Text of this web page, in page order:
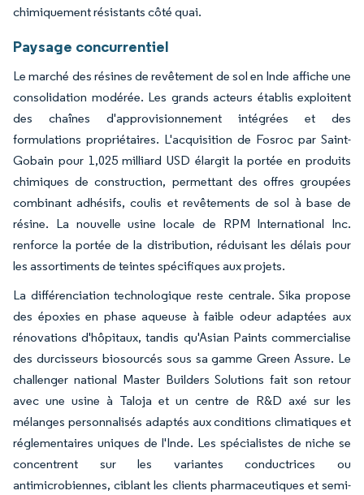
chimiquement résistants côté quai.
Paysage concurrentiel
Le marché des résines de revêtement de sol en Inde affiche une
consolidation modérée. Les grands acteurs établis exploitent
des chaînes d'approvisionnement intégrées et des
formulations propriétaires. L'acquisition de Fosroc par Saint-
Gobain pour 1,025 milliard USD élargit la portée en produits
chimiques de construction, permettant des offres groupées
combinant adhésifs, coulis et revêtements de sol à base de
résine. La nouvelle usine locale de RPM International Inc.
renforce la portée de la distribution, réduisant les délais pour
les assortiments de teintes spécifiques aux projets.
La différenciation technologique reste centrale. Sika propose
des époxies en phase aqueuse à faible odeur adaptées aux
rénovations d'hôpitaux, tandis qu'Asian Paints commercialise
des durcisseurs biosourcés sous sa gamme Green Assure. Le
challenger national Master Builders Solutions fait son retour
avec une usine à Taloja et un centre de R&D axé sur les
mélanges personnalisés adaptés aux conditions climatiques et
réglementaires uniques de l'Inde. Les spécialistes de niche se
concentrent sur les variantes conductrices ou
antimicrobiennes, ciblant les clients pharmaceutiques et semi-